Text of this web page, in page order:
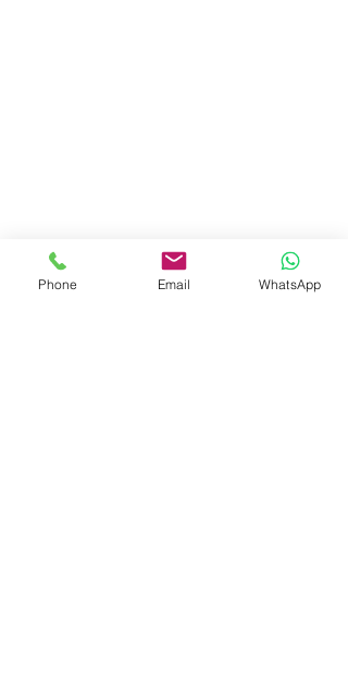
Phone Email WhatsApp